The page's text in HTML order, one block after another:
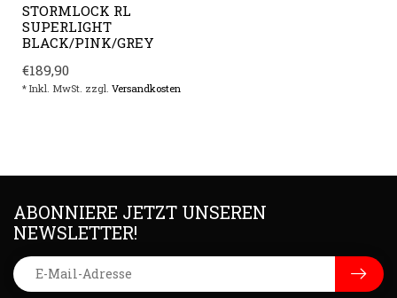
STORMLOCK RL
SUPERLIGHT
BLACK/PINK/GREY
€189,90
* Inkl. MwSt. zzgl. Versandkosten
ABONNIERE JETZT UNSEREN
NEWSLETTER!